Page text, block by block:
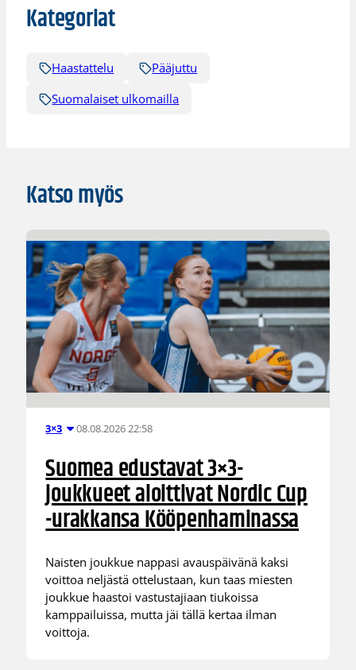
Kategoriat
Haastattelu
Pääjuttu
Suomalaiset ulkomailla
Katso myös
3×3 08.08.2026 22:58
Suomea edustavat 3×3-
joukkueet aloittivat Nordic Cup
-urakkansa Kööpenhaminassa
Naisten joukkue nappasi avauspäivänä kaksi
voittoa neljästä ottelustaan, kun taas miesten
joukkue haastoi vastustajiaan tiukoissa
kamppailuissa, mutta jäi tällä kertaa ilman
voittoja.